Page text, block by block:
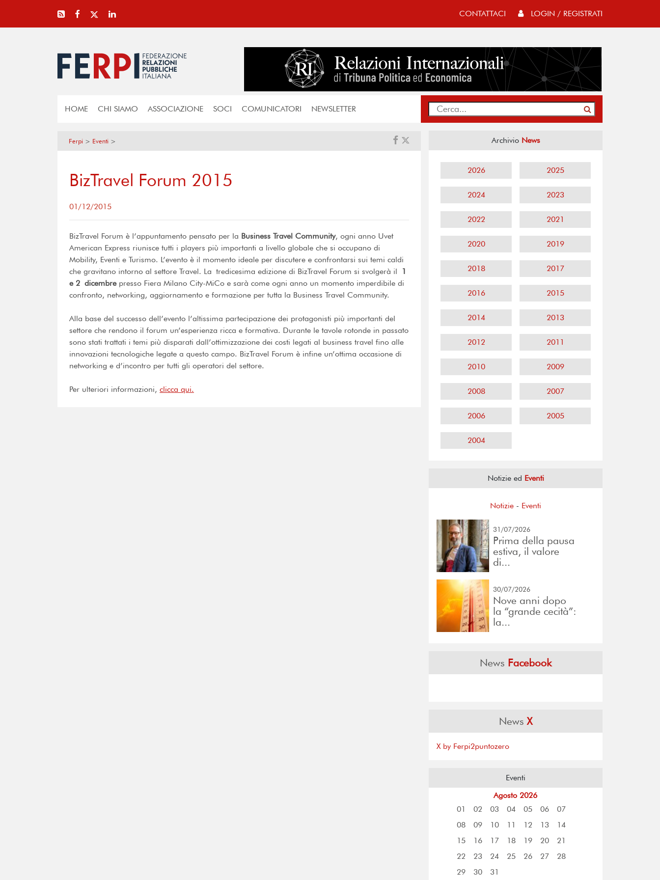
CONTATTACI LOGIN / REGISTRATI
HOME CHI SIAMO ASSOCIAZIONE SOCI COMUNICATORI NEWSLETTER
Ferpi > Eventi >
BizTravel Forum 2015
01/12/2015
BizTravel Forum è l’appuntamento pensato per la Business Travel Community, ogni anno Uvet
American Express riunisce tutti i players più importanti a livello globale che si occupano di
Mobility, Eventi e Turismo. L’evento è il momento ideale per discutere e confrontarsi sui temi caldi
che gravitano intorno al settore Travel. La tredicesima edizione di BizTravel Forum si svolgerà il
1
e 2 dicembre presso Fiera Milano City-MiCo e sarà come ogni anno un momento imperdibile di
confronto, networking, aggiornamento e formazione per tutta la Business Travel Community.
Alla base del successo dell’evento l’altissima partecipazione dei protagonisti più importanti del
settore che rendono il forum un’esperienza ricca e formativa. Durante le tavole rotonde in passato
sono stati trattati i temi più disparati dall’ottimizzazione dei costi legati al business travel fino alle
innovazioni tecnologiche legate a questo campo. BizTravel Forum è infine un’ottima occasione di
networking e d’incontro per tutti gli operatori del settore.
Per ulteriori informazioni, clicca qui.
Archivio News
2026 2025
2024 2023
2022 2021
2020 2019
2018 2017
2016 2015
2014 2013
2012 2011
2010 2009
2008 2007
2006 2005
2004
Notizie ed Eventi
Notizie - Eventi
31/07/2026
Prima della pausa
estiva, il valore
di...
30/07/2026
Nove anni dopo
la “grande cecità”:
la...
News Facebook
NewsX
X by Ferpi2puntozero
Eventi
Agosto 2026
01
02 03 04 05 06
07
08
09 10 11 12 13
14
15
16 17 18 19 20
21
22
23 24 25 26 27
28
29
30 31